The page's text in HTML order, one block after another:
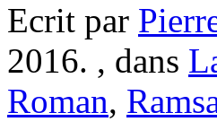
Ecrit par
2016. , dans
Roman,